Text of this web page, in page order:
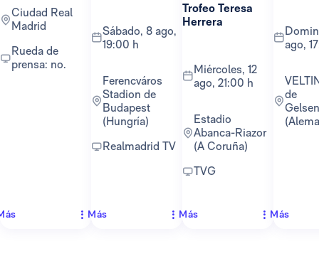
Ciudad Real
Madrid
Rueda de
prensa: no.
sábado, 8 ago,
19:00 h
Ferencváros
Stadion de
Budapest
(Hungría)
Realmadrid TV
Más
Trofeo Teresa
Herrera
miércoles, 12
ago, 21:00 h
Estadio
Abanca-Riazor
(A Coruña)
TVG
Más
domingo, 16
ago,
VELTINS-Arena
de
Más